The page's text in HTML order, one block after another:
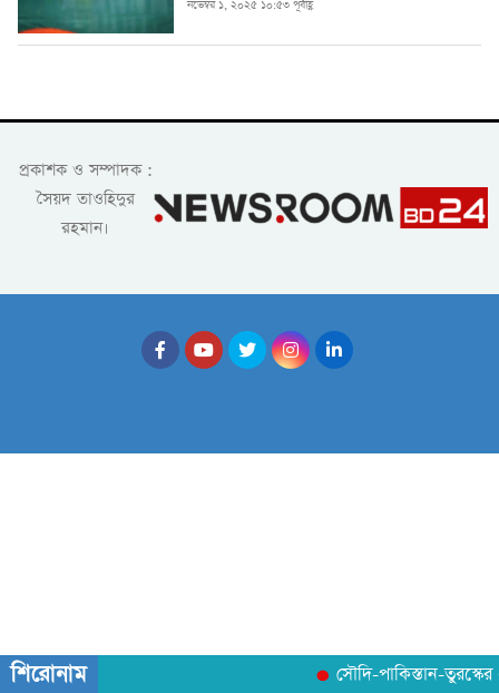
নভেম্বর ১, ২০২৫ ১০:৫৩ পূর্বাহ্ণ
প্রকাশক ও সম্পাদক :
সৈয়দ তাওহিদুর
রহমান।
শিরোনাম সৌদি-পাকিস্তান-তুরস্কের